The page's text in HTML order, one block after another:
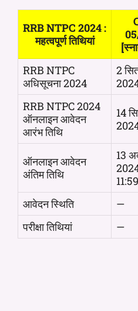
RRB NTPC 2024 :
महत्वपूर्ण तिथियां
RRB NTPC
अधिसूचना 2024
2
RRB NTPC 2024
ऑनलाइन आवेदन
आरंभ तिथि
14
ऑनलाइन आवेदन
अंतिम तिथि
13
आवेदन स्थिति
—
परीक्षा तिथियां
—